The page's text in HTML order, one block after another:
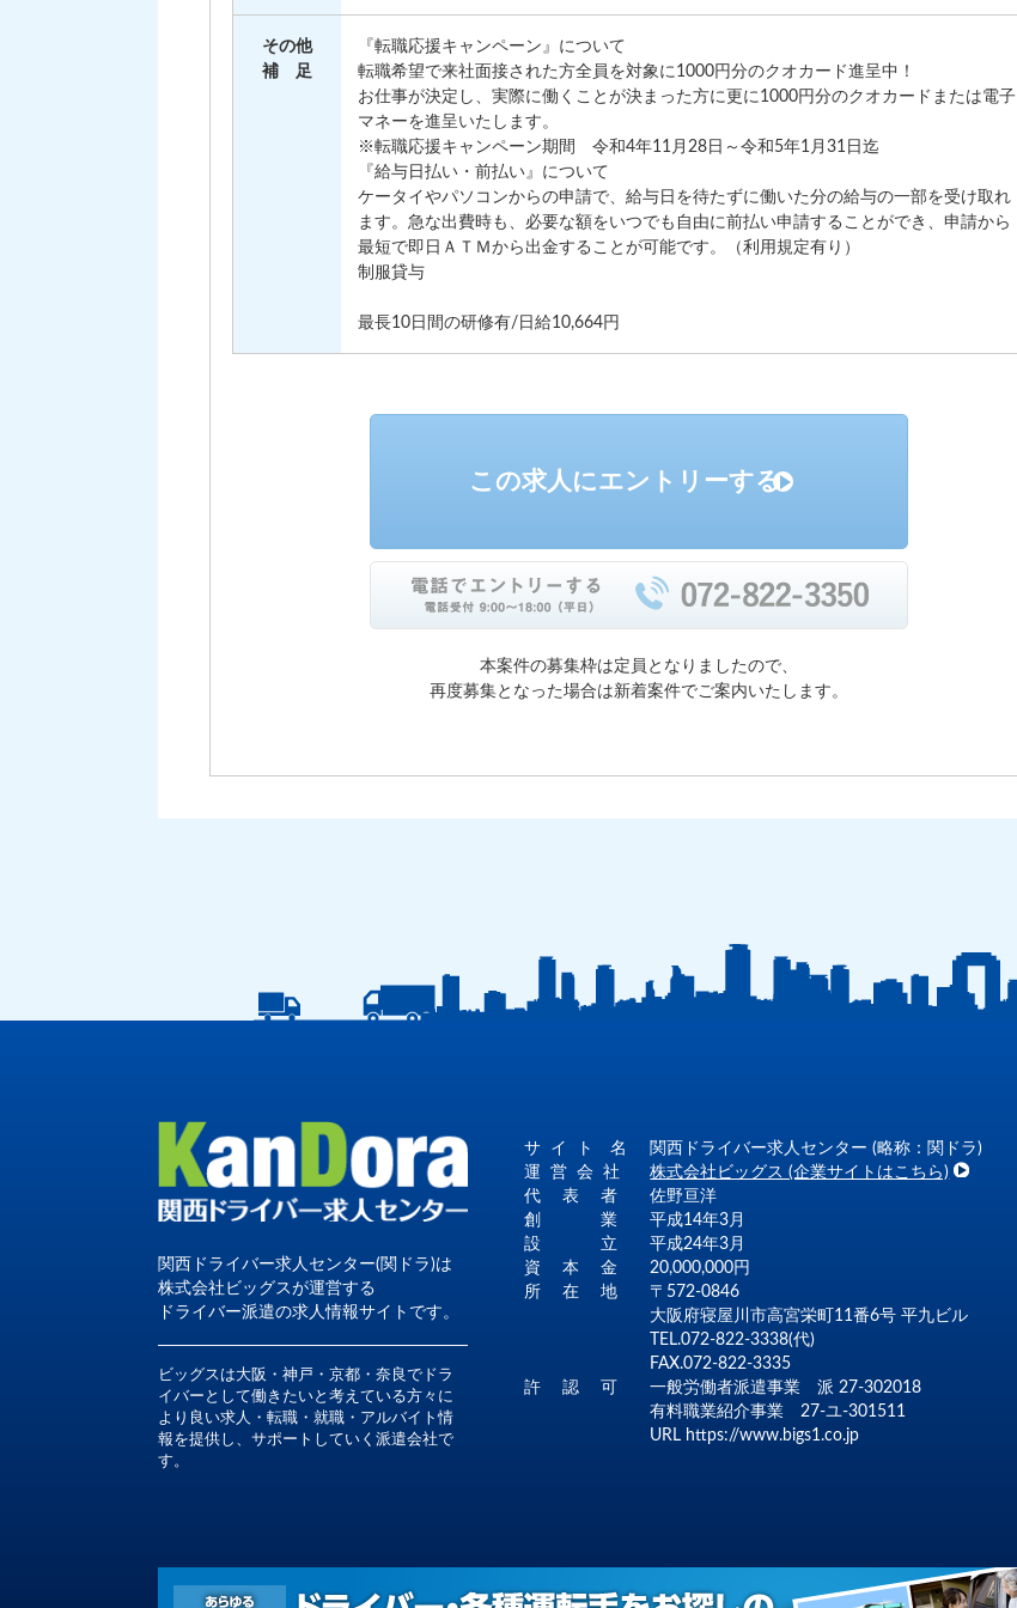
その他
補 足
『転職応援キャンペーン』について
転職希望で来社面接された方全員を対象に1000円分のクオカード進呈中！
お仕事が決定し、実際に働くことが決まった方に更に1000円分のクオカードまたは電子
マネーを進呈いたします。
※転職応援キャンペーン期間 令和4年11月28日～令和5年1月31日迄
『給与日払い・前払い』について
ケータイやパソコンからの申請で、給与日を待たずに働いた分の給与の一部を受け取れ
ます。急な出費時も、必要な額をいつでも自由に前払い申請することができ、申請から
最短で即日ＡＴＭから出金することが可能です。（利用規定有り）
制服貸与
最長10日間の研修有/日給10,664円
この求人にエントリーする
本案件の募集枠は定員となりましたので、
再度募集となった場合は新着案件でご案内いたします。
関西ドライバー求人センター(関ドラ)は
株式会社ビッグスが運営する
ドライバー派遣の求人情報サイトです。
ビッグスは大阪・神戸・京都・奈良でドラ
イバーとして働きたいと考えている方々に
より良い求人・転職・就職・アルバイト情
報を提供し、サポートしていく派遣会社で
す。
サ イ ト 名
関西ドライバー求人センター (略称：関ドラ)
運 営 会 社
株式会社ビッグス (企業サイトはこちら)
代 表 者
佐野亘洋
創 業
平成14年3月
設 立
平成24年3月
資 本 金
20,000,000円
所 在 地
〒572-0846
大阪府寝屋川市高宮栄町11番6号 平九ビル
TEL.072-822-3338(代)
FAX.072-822-3335
許 認 可
一般労働者派遣事業 派 27-302018
有料職業紹介事業 27-ユ-301511
URL https://www.bigs1.co.jp